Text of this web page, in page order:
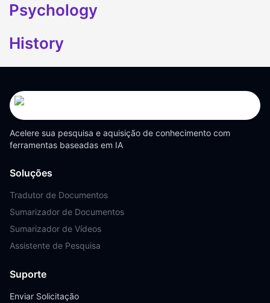
Psychology
History
Acelere sua pesquisa e aquisição de conhecimento com
ferramentas baseadas em IA
Soluções
Tradutor de Documentos
Sumarizador de Documentos
Sumarizador de Vídeos
Assistente de Pesquisa
Suporte
Enviar Solicitação